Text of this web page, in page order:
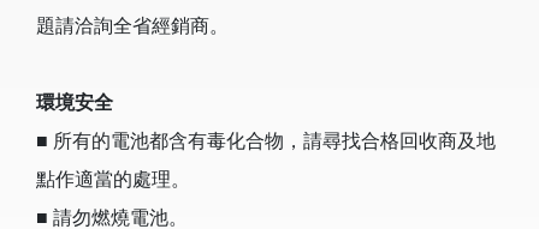
題請洽詢全省經銷商。
環境安全
■ 所有的電池都含有毒化合物，請尋找合格回收商及地
點作適當的處理。
■ 請勿燃燒電池。